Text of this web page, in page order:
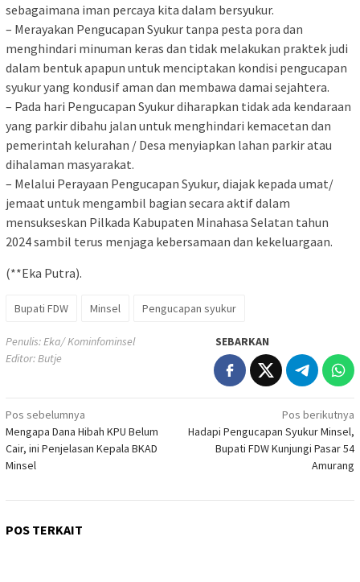
sebagaimana iman percaya kita dalam bersyukur.
– Merayakan Pengucapan Syukur tanpa pesta pora dan
menghindari minuman keras dan tidak melakukan praktek judi
dalam bentuk apapun untuk menciptakan kondisi pengucapan
syukur yang kondusif aman dan membawa damai sejahtera.
– Pada hari Pengucapan Syukur diharapkan tidak ada kendaraan
yang parkir dibahu jalan untuk menghindari kemacetan dan
pemerintah kelurahan / Desa menyiapkan lahan parkir atau
dihalaman masyarakat.
– Melalui Perayaan Pengucapan Syukur, diajak kepada umat/
jemaat untuk mengambil bagian secara aktif dalam
mensukseskan Pilkada Kabupaten Minahasa Selatan tahun
2024 sambil terus menjaga kebersamaan dan kekeluargaan.
(**Eka Putra).
Bupati FDW Minsel Pengucapan syukur
Penulis: Eka/ Kominfominsel
Editor: Butje
SEBARKAN
Navigasi
pos
Pos sebelumnya
Mengapa Dana Hibah KPU Belum
Cair, ini Penjelasan Kepala BKAD
Minsel
Pos berikutnya
Hadapi Pengucapan Syukur Minsel,
Bupati FDW Kunjungi Pasar 54
Amurang
POS TERKAIT